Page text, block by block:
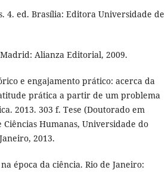
4. ed. Brasília: Editora Universidade de
Madrid: Alianza Editorial, 2009.
e engajamento prático: acerca da
prática a partir de um problema
2013. 303 f. Tese (Doutorado em
Humanas, Universidade do
2013.
época da ciência. Rio de Janeiro: